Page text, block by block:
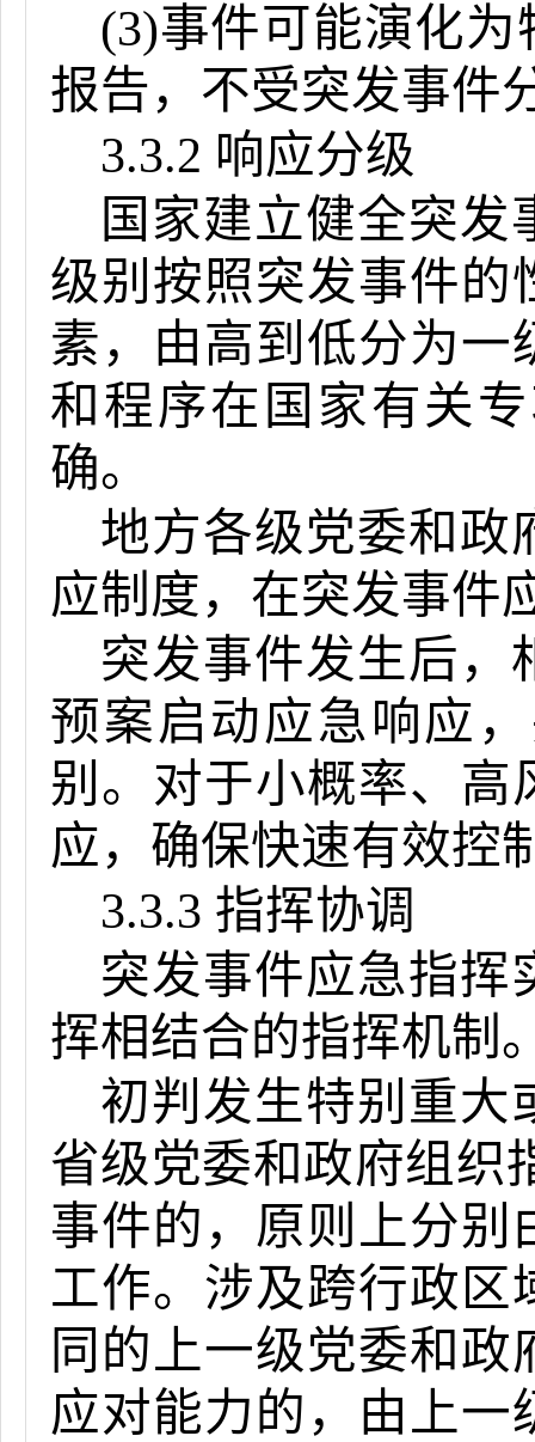
(3)事件可能演化
报告，不受突发事件
3.3.2 响应分级
国家建立健全突
级别按照突发事件的
素，由高到低分为一
和程序在国家有关
确。
地方各级党委和政
应制度，在突发事件
突发事件发生后，
预案启动应急响应
别。对于小概率、高
应，确保快速有效控
3.3.3 指挥协调
突发事件应急指挥
挥相结合的指挥机制
初判发生特别重大
省级党委和政府组织
事件的，原则上分别
工作。涉及跨行政区
同的上一级党委和
应对能力的，由上